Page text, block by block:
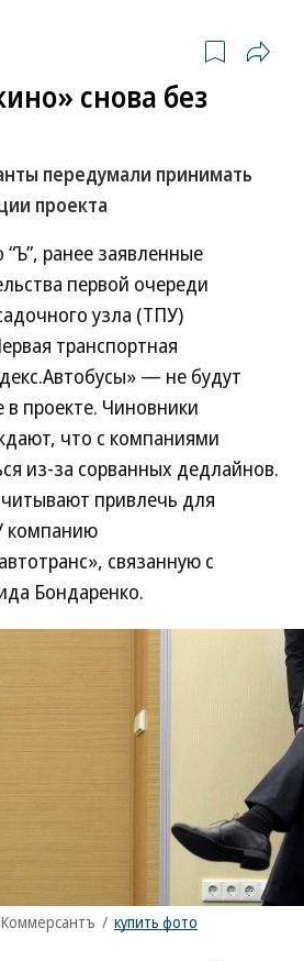
снова без
передумали принимать
проекта
“Ъ”, ранее заявленные
первой очереди
узла (ТПУ)
транспортная
— не будут
в проекте. Чиновники
что с компаниями
из-за сорванных дедлайнов.
привлечь для
компанию
связанную с
Бондаренко.
/ купить фото